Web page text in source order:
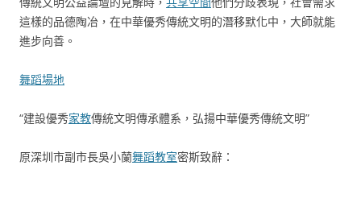
這樣的品德陶冶，在中華優秀傳統文明的潛移默化中，大師就能
進步向善。
舞蹈場地
“建設優秀家教傳統文明傳承體系，弘揚中華優秀傳統文明”
原深圳市副市長吳小蘭舞蹈教室密斯致辭：